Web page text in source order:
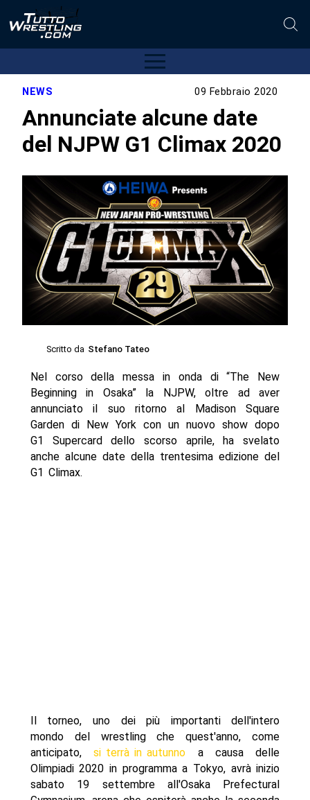
NEWS 09 Febbraio 2020
Annunciate alcune date
del NJPW G1 Climax 2020
Scritto da Stefano Tateo
Nel corso della messa in onda di “The New
Beginning in Osaka” la NJPW, oltre ad aver
annunciato il suo ritorno al Madison Square
Garden di New York con un nuovo show dopo
G1 Supercard dello scorso aprile, ha svelato
anche alcune date della trentesima edizione del
G1 Climax.
Il torneo, uno dei più importanti dell'intero
mondo del wrestling che quest'anno, come
anticipato,si terrà in autunno a causa delle
Olimpiadi 2020 in programma a Tokyo, avrà inizio
sabato 19 settembre all'Osaka Prefectural